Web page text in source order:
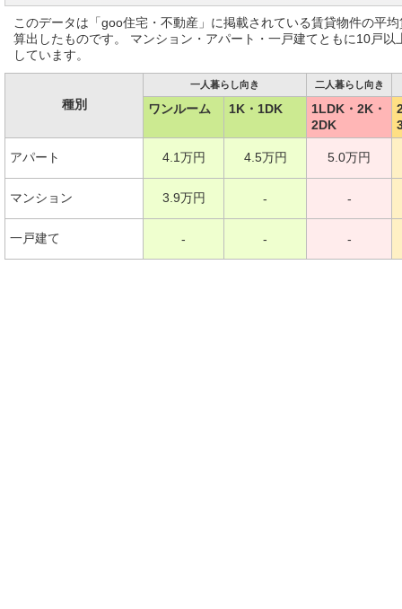
このデータは「goo住宅・不動産」に掲載されている賃貸物件の平
算出したものです。 マンション・アパート・一戸建てともに10戸
しています。
種別
一人暮らし向き 二人暮らし向き
ワンルーム 1K・1DK
1LDK・2K・
2DK
アパート 4.1万円 4.5万円 5.0万円
マンション 3.9万円 - -
一戸建て - - -